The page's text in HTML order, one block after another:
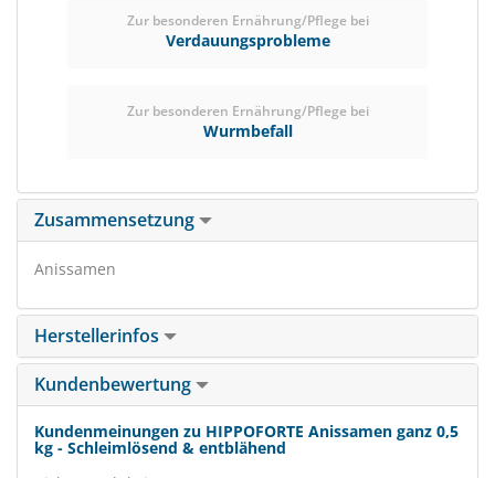
Zur besonderen Ernährung/Pflege bei
Verdauungsprobleme
Zur besonderen Ernährung/Pflege bei
Wurmbefall
Zusammensetzung
Anissamen
Herstellerinfos
Kundenbewertung
Kundenmeinungen zu HIPPOFORTE Anissamen ganz 0,5
kg - Schleimlösend & entblähend